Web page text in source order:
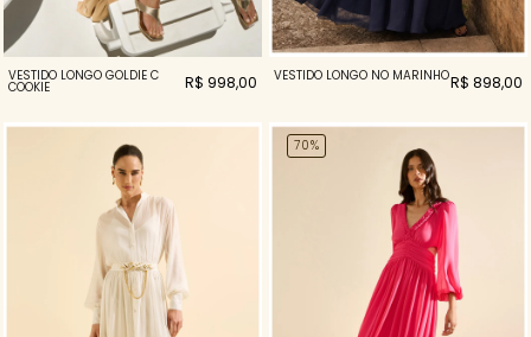
VESTIDO LONGO GOLDIE C
COOKIE R$ 998,00 VESTIDO LONGO NÓ MARINHOR$ 898,00
70%